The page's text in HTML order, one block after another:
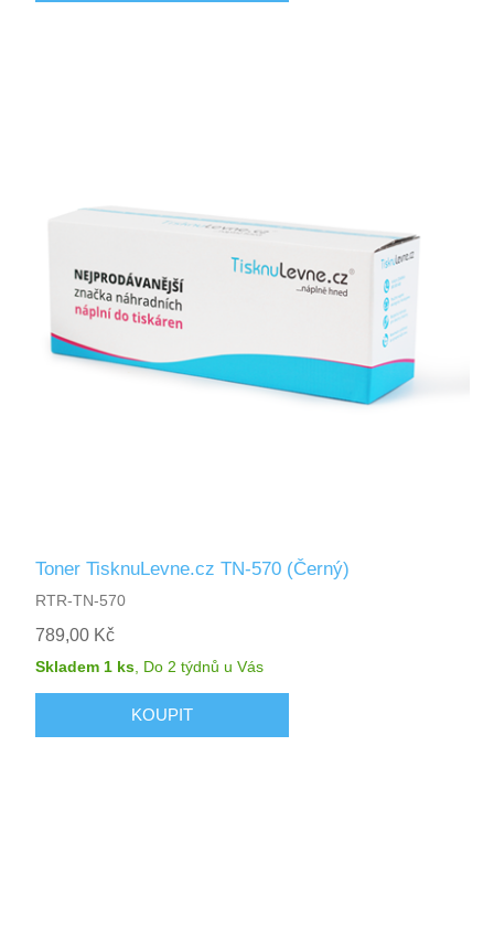
Toner TisknuLevne.cz TN-570 (Černý)
RTR-TN-570
789,00 Kč
Skladem 1 ks Do 2 týdnů u Vás